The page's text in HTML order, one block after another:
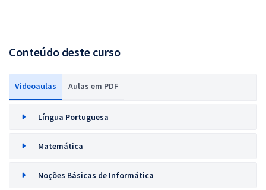
Conteúdo deste curso
Videoaulas Aulas em PDF
Língua Portuguesa
Matemática
Noções Básicas de Informática